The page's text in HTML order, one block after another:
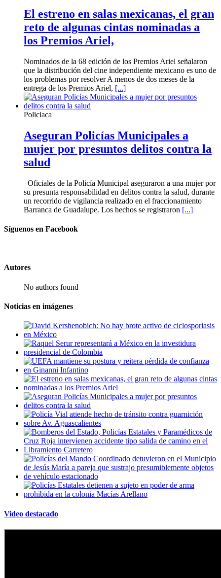
El estreno en salas mexicanas, el gran
reto de algunas cintas nominadas a
los Premios Ariel,
Nominados de la 68 edición de los Premios Ariel señalaron
que la distribución del cine independiente mexicano es uno de
los problemas por resolver A menos de dos meses de la
entrega de los Premios Ariel, [...]
Policiaca
Aseguran Policías Municipales a
mujer por presuntos delitos contra la
salud
Oficiales de la Policía Municipal aseguraron a una mujer por
su presunta responsabilidad en delitos contra la salud, durante
un recorrido de vigilancia realizado en el fraccionamiento
Barranca de Guadalupe. Los hechos se registraron [...]
Síguenos en Facebook
Autores
No authors found
Noticias en imágenes
Video destacado